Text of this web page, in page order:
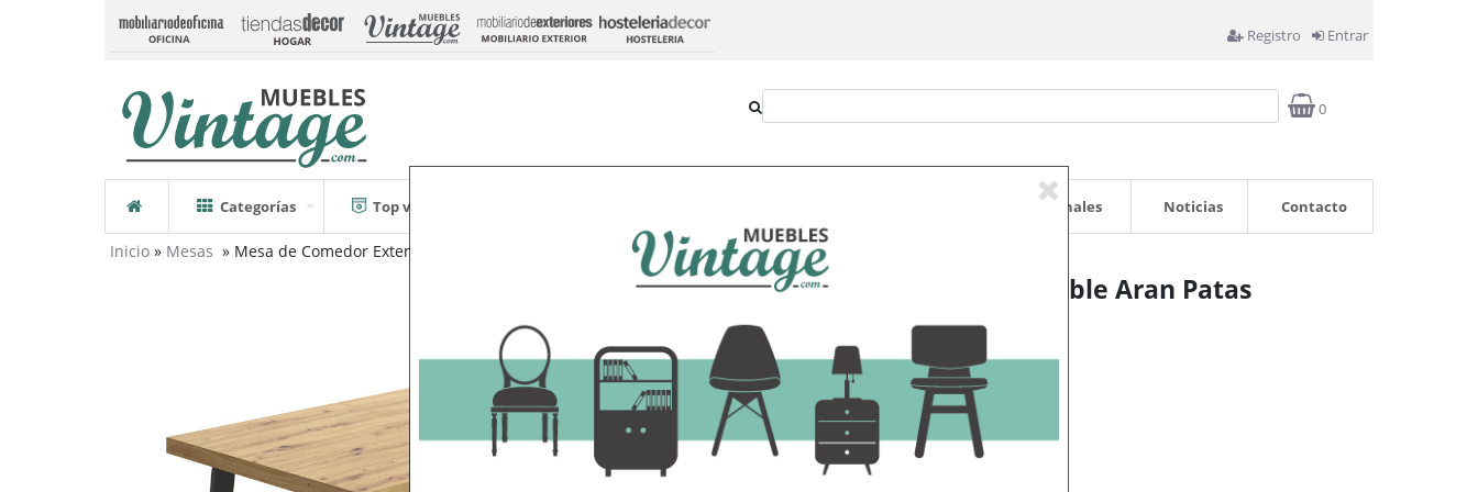
Registro Entrar
0
Categorías Top ventas Profesionales Noticias Contacto
Inicio » Mesas » Mesa de Comedor Extensible Aran Patas Metálicas
Mesa de Comedor Extensible Aran Patas
Metálicas
334,70 €
- + Añadir al carrito
Ver opciones
IVA incluido en el precio
Transporte:
GRATIS!